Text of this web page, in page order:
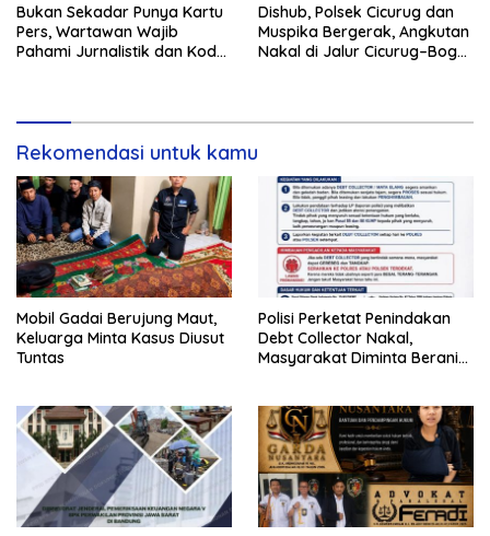
Bukan Sekadar Punya Kartu
Pers, Wartawan Wajib
Pahami Jurnalistik dan Kode
Dishub, Polsek Cicurug dan
Muspika Bergerak, Angkutan
Nakal di Jalur Cicurug–Bogor
Rekomendasi untuk kamu
Mobil Gadai Berujung Maut,
Keluarga Minta Kasus Diusut
Tuntas
Polisi Perketat Penindakan
Debt Collector Nakal,
Masyarakat Diminta Berani